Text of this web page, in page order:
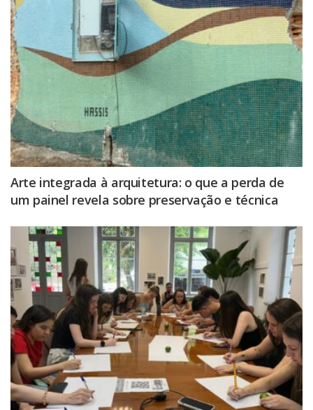
Arte integrada à arquitetura: o que a perda de
um painel revela sobre preservação e técnica